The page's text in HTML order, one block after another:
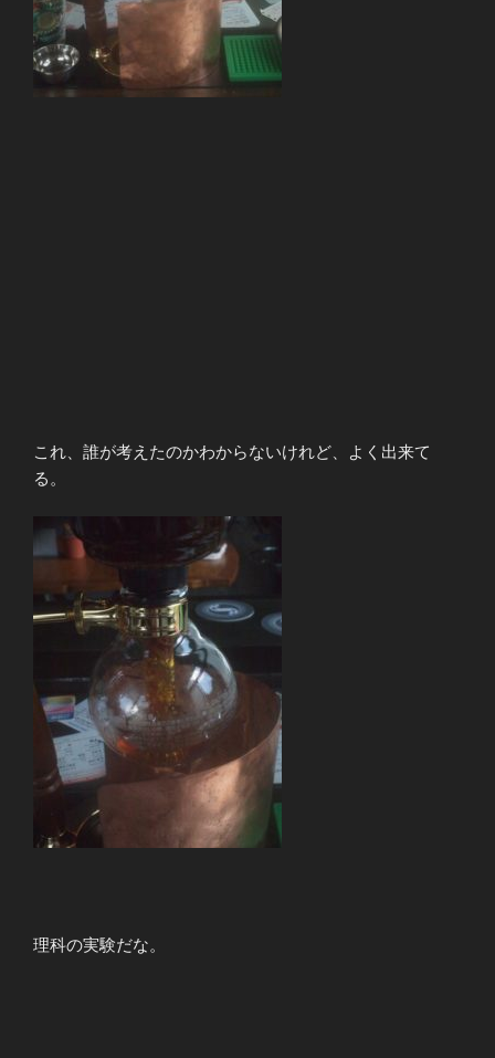
これ、誰が考えたのかわからないけれど、よく出来て
る。
理科の実験だな。